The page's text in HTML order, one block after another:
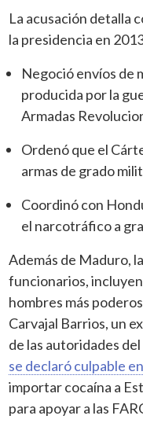
La acusación detalla
la presidencia en
Negoció envíos de
producida por la
Armadas
Ordenó que el
armas de grado
Coordinó con
el narcotráfico a
Además de Maduro,
funcionarios,
hombres más
Carvajal Barrios, un
de las autoridades
se declaró culpable
importar cocaína a
para apoyar a las